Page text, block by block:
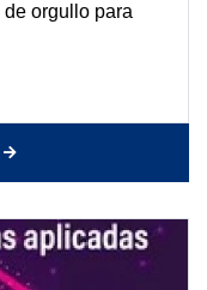
orgullo para